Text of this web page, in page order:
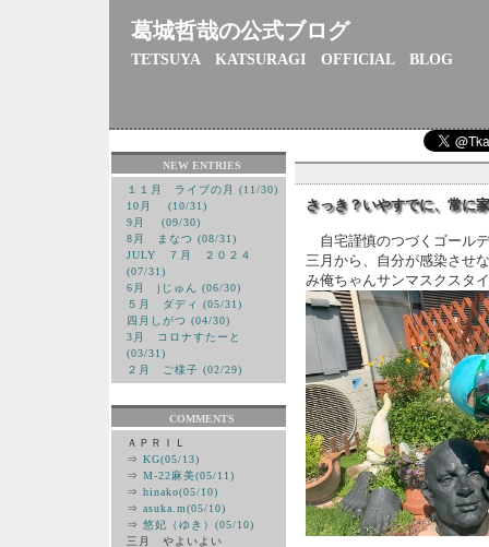
葛城哲哉の公式ブログ
TETSUYA KATSURAGI OFFICIAL BLOG
NEW ENTRIES
１１月 ライブの月 (11/30)
10月 (10/31)
9月 (09/30)
8月 まなつ (08/31)
JULY ７月 ２０２４
(07/31)
6月 jじゅん (06/30)
５月 ダディ (05/31)
四月しがつ (04/30)
3月 コロナすたーと
(03/31)
２月 ご様子 (02/29)
COMMENTS
ＡＰＲＩＬ
⇒ KG(05/13)
⇒ M-22麻美(05/11)
⇒ hinako(05/10)
⇒ asuka.m(05/10)
⇒ 悠妃（ゆき）(05/10)
三月 やよいよい
さっき？いやすでに、常に
自宅謹慎のつづくゴール
三月から、自分が感染させ
み俺ちゃんサンマスクスタ